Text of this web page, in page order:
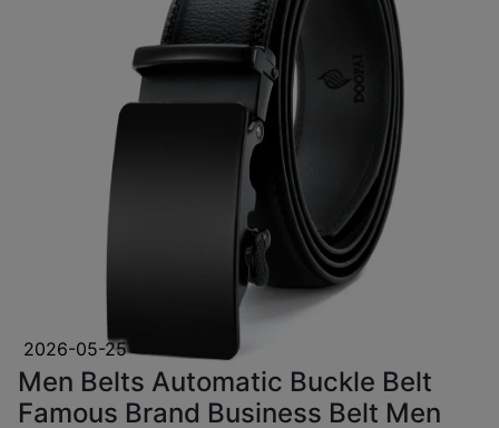
2026-05-25
Men Belts Automatic Buckle Belt
Famous Brand Business Belt Men